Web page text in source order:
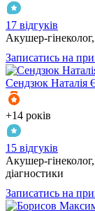
17 відгуків
Акушер-
Записатись на
Сендзюк Наталія
+14 років
15 відгуків
Акушер-
діагностики
Записатись на